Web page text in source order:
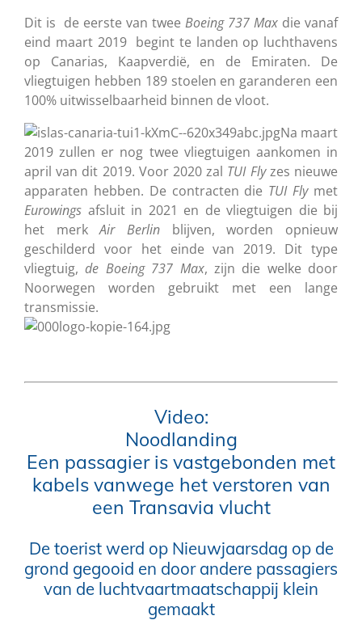
Dit is de eerste van twee Boeing 737 Max die vanaf
eind maart 2019 begint te landen op luchthavens
op Canarias, Kaapverdië, en de Emiraten. De
vliegtuigen hebben 189 stoelen en garanderen een
100% uitwisselbaarheid binnen de vloot.
Na maart
2019 zullen er nog twee vliegtuigen aankomen in
april van dit 2019. Voor 2020 zal TUI Flyzes nieuwe
apparaten hebben. De contracten die TUI Flymet
Eurowings afsluit in 2021 en de vliegtuigen die bij
het merkAir Berlin blijven, worden opnieuw
geschilderd voor het einde van 2019. Dit type
vliegtuig,de Boeing 737 Max, zijn die welke door
Noorwegen worden gebruikt met een lange
transmissie.
Video:
Noodlanding
Een passagier is vastgebonden met
kabels vanwege het verstoren van
een Transavia vlucht
De toerist werd op Nieuwjaarsdag op de
grond gegooid en doorandere passagiers
van de luchtvaartmaatschappij klein
gemaakt